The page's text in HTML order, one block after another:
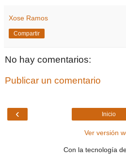
Xose Ramos
Compartir
No hay comentarios:
Publicar un comentario
‹ Inicio
Ver versión
Con la tecnología